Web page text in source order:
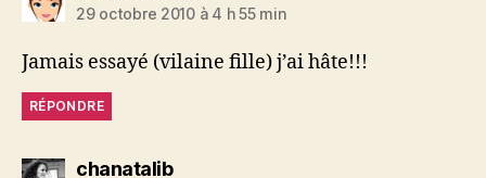
29 octobre 2010 à 4 h 55 min
Jamais essayé (vilaine fille) j’ai hâte!!!
RÉPONDRE
chanatalibdit :